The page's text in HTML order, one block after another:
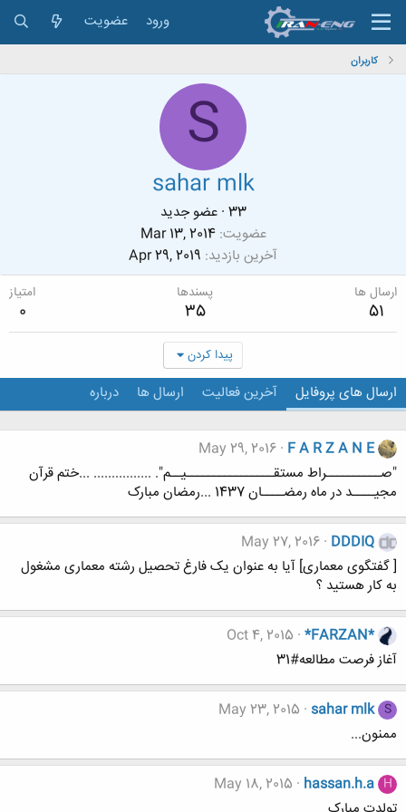
ورود عضویت
کاربران
S
sahar mlk
عضو جدید · 33
عضویت Mar 13, 2014
آخرین بازدید Apr 29, 2019
ارسال ها
51
پسندها
35
امتیاز
0
پیدا کردن
ارسال های پروفایل آخرین فعالیت ارسال ها درباره
F A R Z A N E
May 29, 2016
"صــــــــــراط مستقــــــــــــــــیــم". ................ ...ختم قرآن
مجیــــد در ماه رمضــــان 1437 ...رمضان مبارک
DDDIQ
May 27, 2016
[ گفتگوی معماری] آیا به عنوان یک فارغ تحصیل رشته معماری مشغول
به کار هستید ؟
*FARZAN*
Oct 4, 2015
آغاز فرصت مطالعه#31
S
sahar mlk
May 23, 2015
ممنون...
H
hassan.h.a
May 18, 2015